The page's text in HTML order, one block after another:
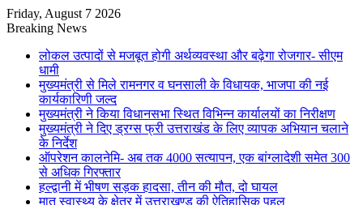
Friday, August 7 2026
Breaking News
लोकल उत्पादों से मजबूत होगी अर्थव्यवस्था और बढ़ेगा रोजगार- सीएम
धामी
मुख्यमंत्री से मिले रामनगर व घनसाली के विधायक, भाजपा की नई
कार्यकारिणी जल्द
मुख्यमंत्री ने किया विधानसभा स्थित विभिन्न कार्यालयों का निरीक्षण
मुख्यमंत्री ने दिए ड्रग्स फ्री उत्तराखंड के लिए व्यापक अभियान चलाने
के निर्देश
ऑपरेशन कालनेमि- अब तक 4000 सत्यापन, एक बांग्लादेशी समेत 300
से अधिक गिरफ्तार
हल्द्वानी में भीषण सड़क हादसा, तीन की मौत, दो घायल
मातृ स्वास्थ्य के क्षेत्र में उत्तराखण्ड की ऐतिहासिक पहल